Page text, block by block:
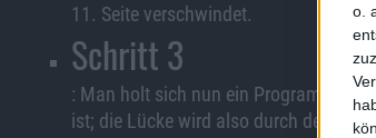
o.
11. Seite verschwindet.
Schritt 3
: Man holt sich nun ein Programm
ist; die Lücke wird also durch den